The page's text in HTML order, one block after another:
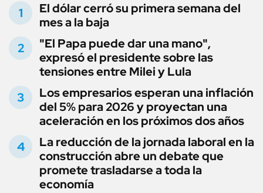
El dólar cerró su primera semana del
mes a la baja
"El Papa puede dar una mano",
expresó el presidente sobre las
tensiones entre Milei y Lula
Los empresarios esperan una inflación
del 5% para 2026 y proyectan una
aceleración en los próximos dos años
La reducción de la jornada laboral en la
construcción abre un debate que
promete trasladarse a toda la
economía